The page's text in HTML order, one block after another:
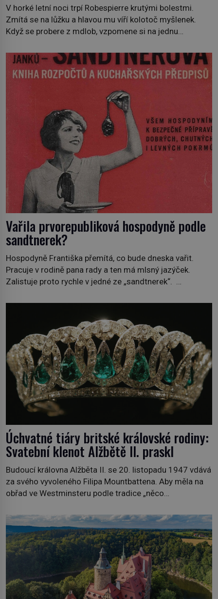
V horké letní noci trpí Robespierre krutými bolestmi.
Zmítá se na lůžku a hlavou mu víří kolotoč myšlenek.
Když se probere z mdlob, vzpomene si na jednu
Prorokovala mu tragický osud. Tehdy se jí vysmál.
„Robespierre to dotáhne hodně daleko,“ prohlásil o něm
jiný významný francouzský revolucionář, Honoré de
Vařila prvorepubliková hospodyně podle
sandtnerek?
Hospodyně Františka přemítá, co bude dneska vařit.
Pracuje v rodině pana rady a ten má mlsný jazýček.
Zalistuje proto rychle v jedné ze „sandtnerek“.
povzdechne si směrem ke služce, kterou má v kuchyni k
ruce. Ještě v prvních letech nové republiky fungoval kvůli
nedostatku zboží přídělový systém. […]
Úchvatné tiáry britské královské rodiny:
Svatební klenot Alžbětě II. praskl
Budoucí královna Alžběta II. se 20. listopadu 1947 vdává
za svého vyvoleného Filipa Mountbattena. Aby měla na
obřad ve Westminsteru podle tradice „něco
soukromé kolekce – diamantovou tiáru královny Marie.
„Je to ošklivá špičatá tiára,“ zhodnotil klenot britský
politik Sir Henry Channon (1897–1958), když si […]